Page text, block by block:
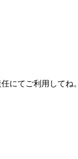
にてご利用してね。